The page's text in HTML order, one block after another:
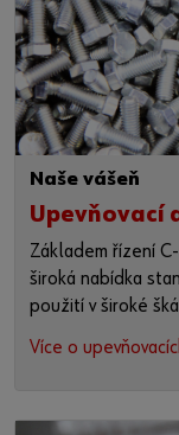
Naše vášeň
Upevňovací
Základem řízení
široká nabídka
použití v široké
Více o